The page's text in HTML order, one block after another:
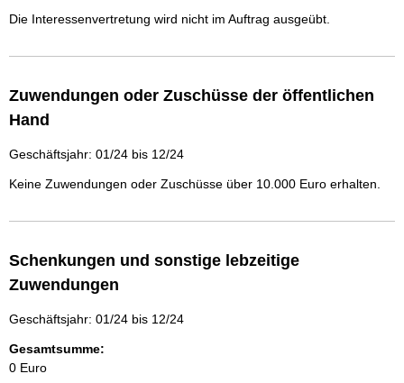
Die Interessenvertretung wird nicht im Auftrag ausgeübt.
Zuwendungen oder Zuschüsse der öffentlichen
Hand
Geschäftsjahr: 01/24 bis 12/24
Keine Zuwendungen oder Zuschüsse über 10.000 Euro erhalten.
Schenkungen und sonstige lebzeitige
Zuwendungen
Geschäftsjahr: 01/24 bis 12/24
Gesamtsumme:
0 Euro